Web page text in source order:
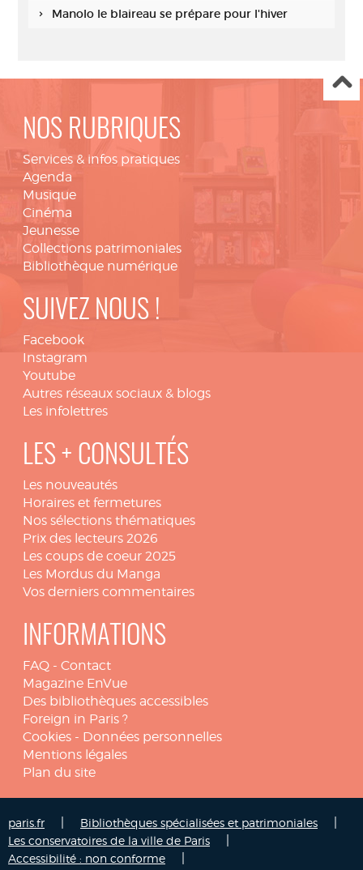
Manolo le blaireau se prépare pour l'hiver
NOS RUBRIQUES
Services & infos pratiques
Agenda
Musique
Cinéma
Jeunesse
Collections patrimoniales
Bibliothèque numérique
SUIVEZ NOUS !
Facebook
Instagram
Youtube
Autres réseaux sociaux & blogs
Les infolettres
LES + CONSULTÉS
Les nouveautés
Horaires et fermetures
Nos sélections thématiques
Prix des lecteurs 2026
Les coups de coeur 2025
Les Mordus du Manga
Vos derniers commentaires
INFORMATIONS
FAQ - Contact
Magazine EnVue
Des bibliothèques accessibles
Foreign in Paris ?
Cookies - Données personnelles
Mentions légales
Plan du site
paris.fr Bibliothèques spécialisées et patrimoniales
Les conservatoires de la ville de Paris
Accessibilité : non conforme